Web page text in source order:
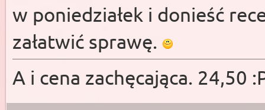
w poniedziałek i donieść
załatwić sprawę.
A i cena zachęcająca. 24,50